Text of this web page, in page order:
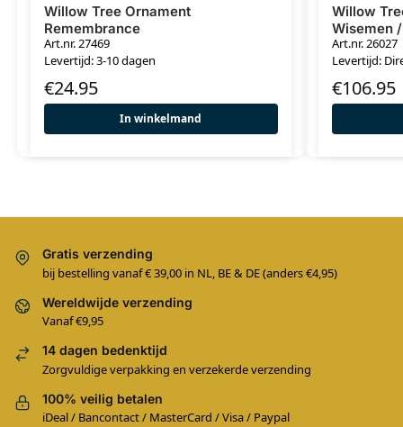
Willow Tree Ornament
Remembrance
Art.nr. 27469
Levertijd: 3-10 dagen
€24.95
In winkelmand
Willow
Wisemen
Koningen
Art.nr. 26027
Levertijd:
€106.95
Gratis verzending
bij bestelling vanaf € 39,00 in NL, BE & DE (anders €4,95)
Wereldwijde verzending
Vanaf €9,95
14 dagen bedenktijd
Zorgvuldige verpakking en verzekerde verzending
100% veilig betalen
iDeal / Bancontact / MasterCard / Visa / Paypal